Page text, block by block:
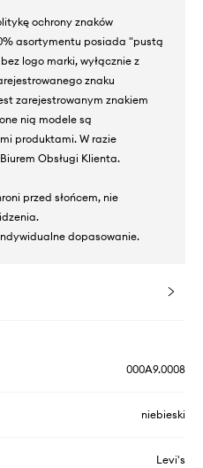
ochrony znaków
asortymentu posiada "pustą
logo marki, wyłącznie z
znaku
zarejestrowanym znakiem
nią modele są
produktami. W razie
Obsługi Klienta.
przed słońcem, nie
dopasowanie.
000A9.0008
niebieski
Levi's